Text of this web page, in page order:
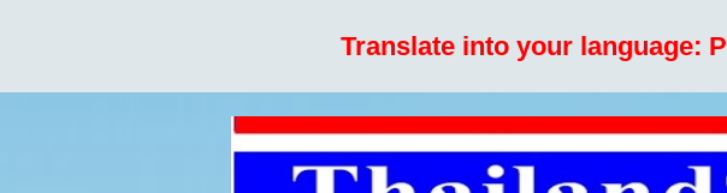
Translate into your language: